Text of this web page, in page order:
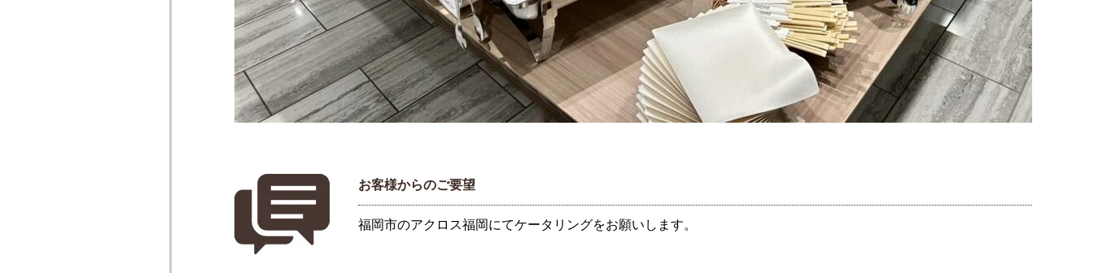
お客様からのご要望
福岡市のアクロス福岡にてケータリングをお願いします。